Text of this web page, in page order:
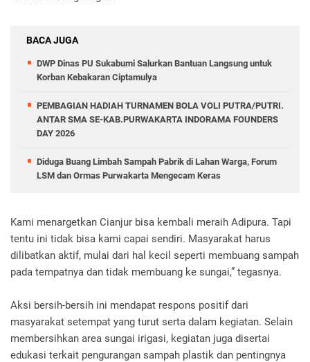
BACA JUGA
DWP Dinas PU Sukabumi Salurkan Bantuan Langsung untuk
Korban Kebakaran Ciptamulya
PEMBAGIAN HADIAH TURNAMEN BOLA VOLI PUTRA/PUTRI.
ANTAR SMA SE-KAB.PURWAKARTA INDORAMA FOUNDERS
DAY 2026
Diduga Buang Limbah Sampah Pabrik di Lahan Warga, Forum
LSM dan Ormas Purwakarta Mengecam Keras
Kami menargetkan Cianjur bisa kembali meraih Adipura. Tapi
tentu ini tidak bisa kami capai sendiri. Masyarakat harus
dilibatkan aktif, mulai dari hal kecil seperti membuang sampah
pada tempatnya dan tidak membuang ke sungai,” tegasnya.
Aksi bersih-bersih ini mendapat respons positif dari
masyarakat setempat yang turut serta dalam kegiatan. Selain
membersihkan area sungai irigasi, kegiatan juga disertai
edukasi terkait pengurangan sampah plastik dan pentingnya